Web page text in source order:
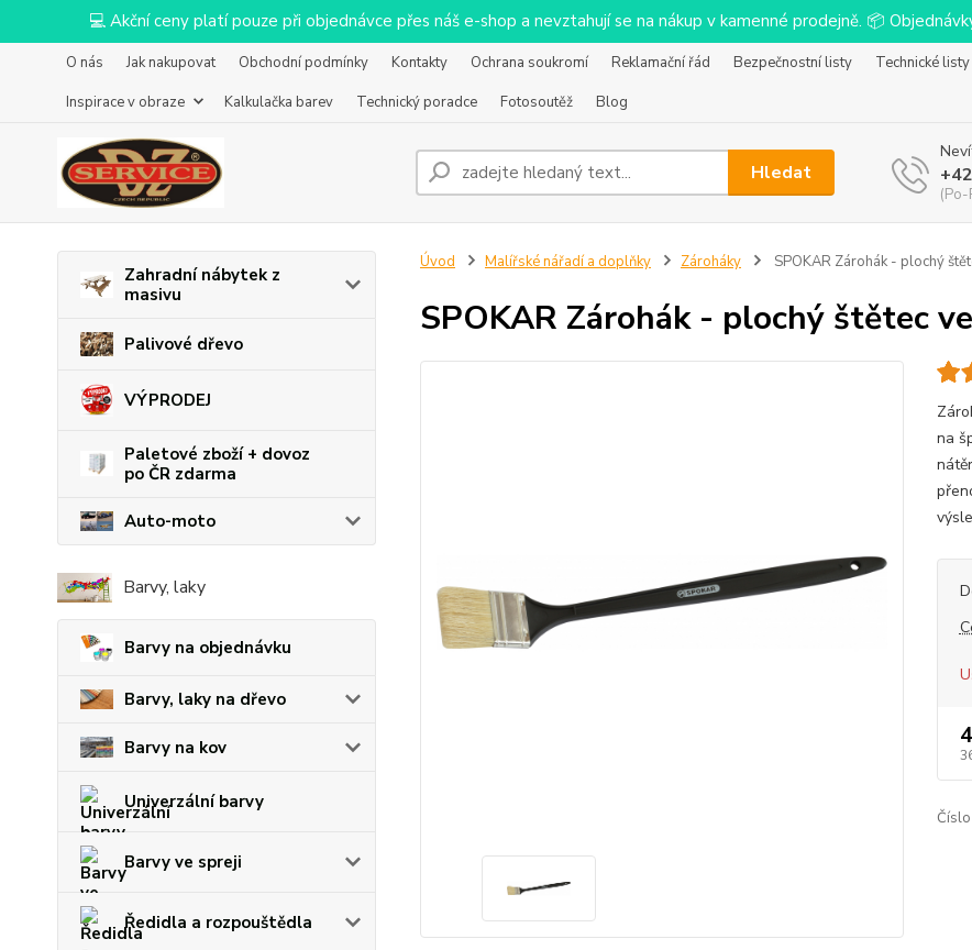
💻 Akční ceny platí pouze při objednávce přes náš e-shop a nevztahují se na nákup v kamenné prodejně. 📦
O nás Jak nakupovat Obchodní podmínky Kontakty Ochrana soukromí Reklamační řád Bezpečnostní listy Technické listy
Inspirace v obraze
Kalkulačka barev Technický poradce Fotosoutěž Blog
Hledat
Zahradní nábytek z
masivu
Palivové dřevo
VÝPRODEJ
Paletové zboží + dovoz
po ČR zdarma
Auto-moto
Barvy, laky
Barvy na objednávku
Barvy, laky na dřevo
Barvy na kov
Univerzální barvy
Barvy ve spreji
Ředidla a rozpouštědla
Úvod Malířské nářadí a doplňky Zároháky SPOKAR Zárohák - plochý
SPOKAR Zárohák - plochý štětec
na